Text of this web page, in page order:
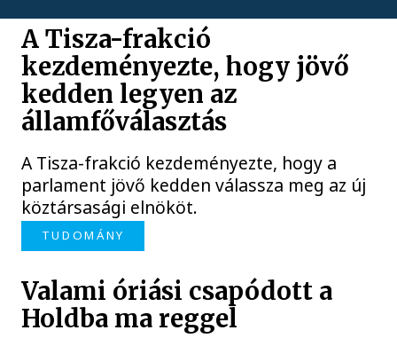
A Tisza-frakció
kezdeményezte, hogy jövő
kedden legyen az
államfőválasztás
A Tisza-frakció kezdeményezte, hogy a
parlament jövő kedden válassza meg az új
köztársasági elnököt.
TUDOMÁNY
Valami óriási csapódott a
Holdba ma reggel